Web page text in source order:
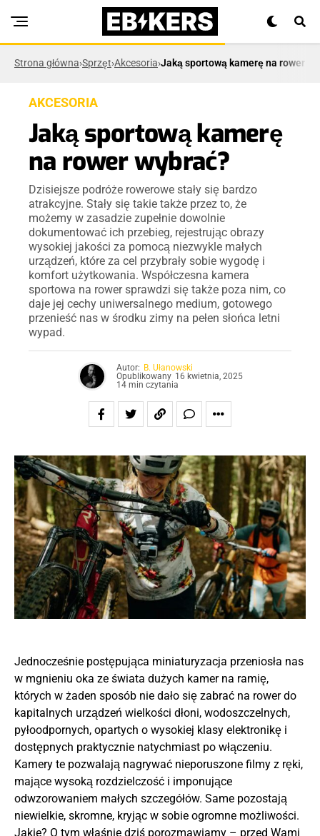
Strona główna›Sprzęt›Akcesoria›Jaką sportową kamerę na rower
AKCESORIA
Jaką sportową kamerę
na rower wybrać?
Dzisiejsze podróże rowerowe stały się bardzo
atrakcyjne. Stały się takie także przez to, że
możemy w zasadzie zupełnie dowolnie
dokumentować ich przebieg, rejestrując obrazy
wysokiej jakości za pomocą niezwykle małych
urządzeń, które za cel przybrały sobie wygodę i
komfort użytkowania. Współczesna kamera
sportowa na rower sprawdzi się także poza nim, co
daje jej cechy uniwersalnego medium, gotowego
przenieść nas w środku zimy na pełen słońca letni
wypad.
Autor: B. Ułanowski
Opublikowany 16 kwietnia, 2025
14 min czytania
Jednocześnie postępująca miniaturyzacja przeniosła nas
w mgnieniu oka ze świata dużych kamer na ramię,
których w żaden sposób nie dało się zabrać na rower do
kapitalnych urządzeń wielkości dłoni, wodoszczelnych,
pyłoodpornych, opartych o wysokiej klasy elektronikę i
dostępnych praktycznie natychmiast po włączeniu.
Kamery te pozwalają nagrywać nieporuszone filmy z ręki,
mające wysoką rozdzielczość i imponujące
odwzorowaniem małych szczegółów. Same pozostają
niewielkie, skromne, kryjąc w sobie ogromne możliwości.
Jakie? O tym właśnie dziś porozmawiamy – przed Wami